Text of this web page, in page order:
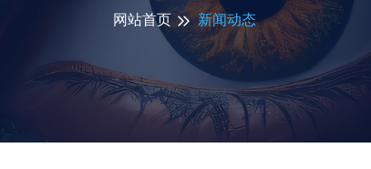
网站首页 新闻动态